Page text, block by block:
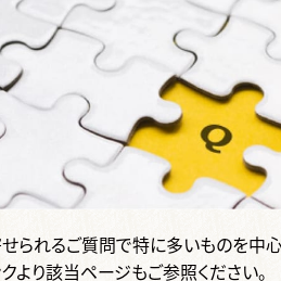
られるご質問で特に多いものを中
より該当ページもご参照ください。